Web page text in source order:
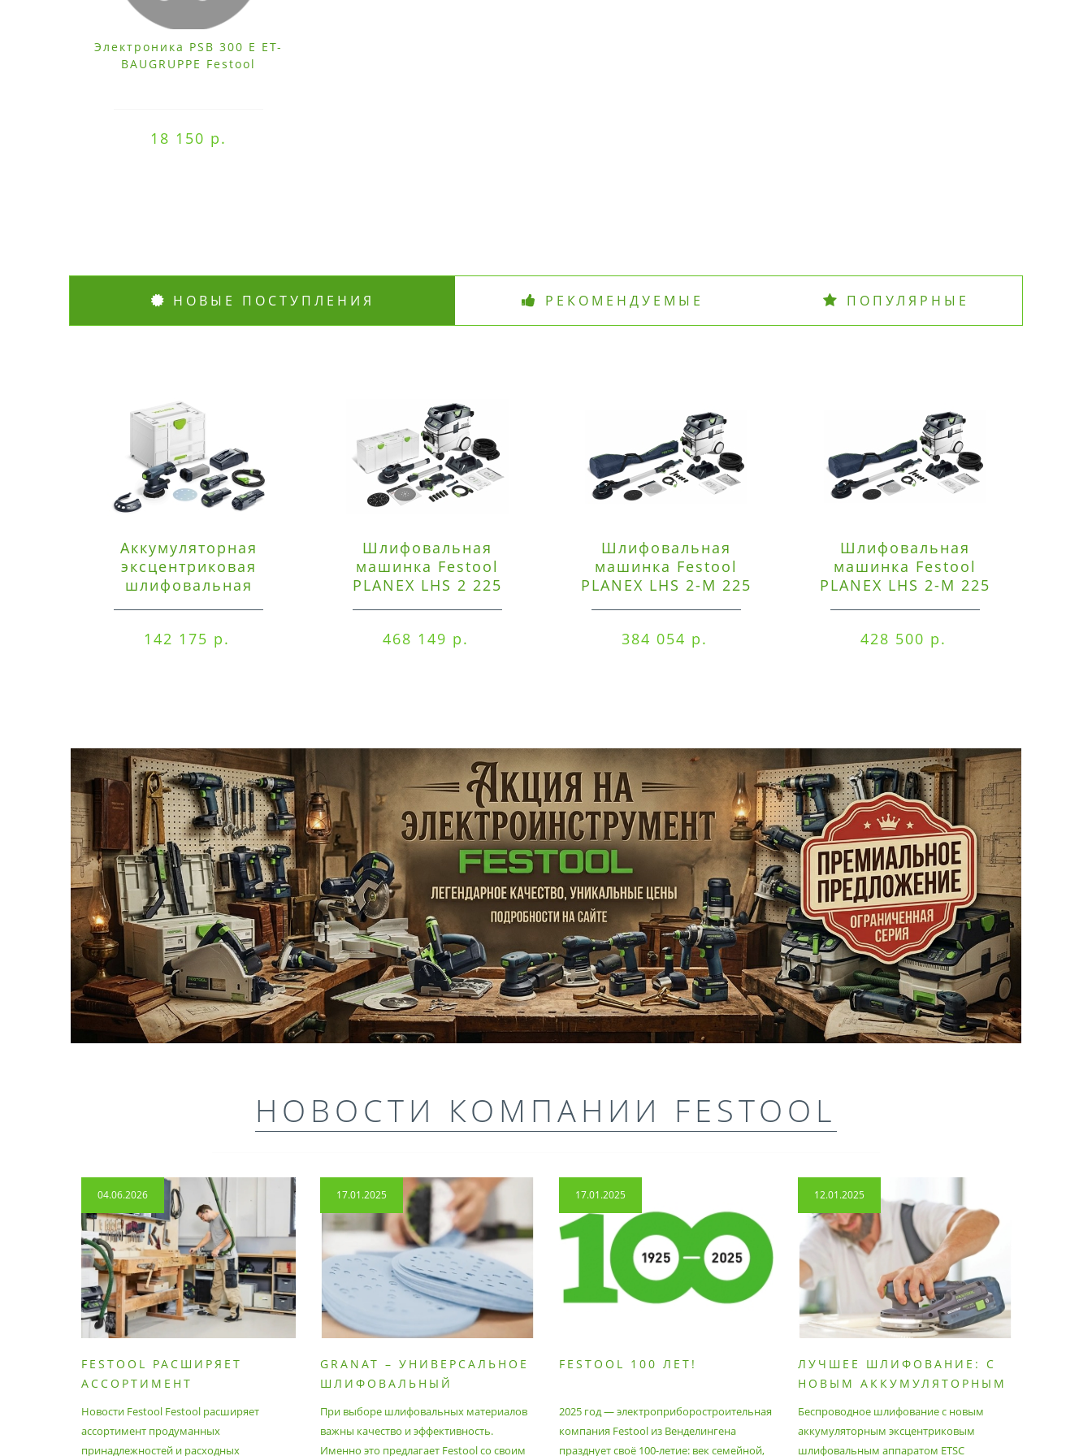
Электроника PSB 300 E ET-
BAUGRUPPE Festool
18 150 р.
НОВЫЕ ПОСТУПЛЕНИЯ РЕКОМЕНДУЕМЫЕ ПОПУЛЯРНЫЕ
Аккумуляторная
эксцентриковая
шлифовальная
142 175 р.
Шлифовальная
машинка Festool
PLANEX LHS 2 225
468 149 р.
Шлифовальная
машинка Festool
PLANEX LHS 2-M 225
384 054 р.
Шлифовальная
машинка Festool
PLANEX LHS 2-M 225
428 500 р.
НОВОСТИ КОМПАНИИ FESTOOL
04.06.2026
FESTOOL РАСШИРЯЕТ
АССОРТИМЕНТ
ПРИНАДЛЕЖНОСТЕЙ И
РАСХОДНЫХ МАТЕРИАЛОВ
Новости Festool Festool расширяет
ассортимент продуманных
принадлежностей и расходных
17.01.2025
GRANAT – УНИВЕРСАЛЬНОЕ
ШЛИФОВАЛЬНЫЙ
При выборе шлифовальных материалов
важны качество и эффективность.
Именно это предлагает Festool со своим
17.01.2025
FESTOOL 100 ЛЕТ!
2025 год — электроприборостроительная
компания Festool из Венделингена
празднует своё 100-летие: век семейной,
12.01.2025
ЛУЧШЕЕ ШЛИФОВАНИЕ: С
НОВЫМ АККУМУЛЯТОРНЫМ
АППАРАТОМ ETSC2
Беспроводное шлифование с новым
аккумуляторным эксцентриковым
шлифовальным аппаратом ETSC